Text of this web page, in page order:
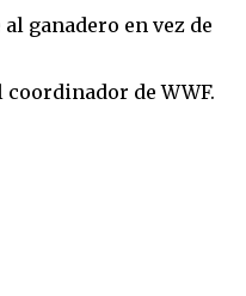
ganadero en vez de
de WWF.